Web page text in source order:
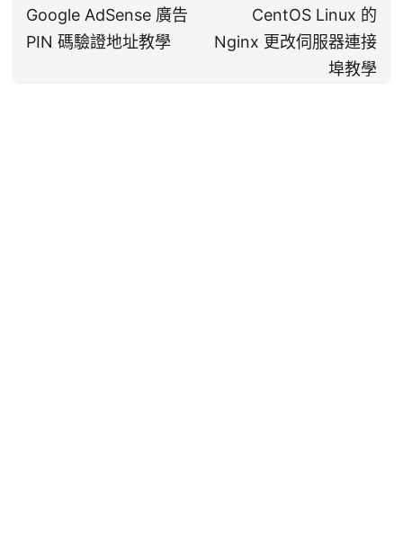
Google AdSense 廣告
PIN 碼驗證地址教學
CentOS Linux 的
Nginx 更改伺服器連接
埠教學